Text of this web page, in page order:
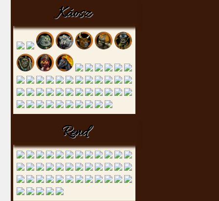
Káosz
Rend